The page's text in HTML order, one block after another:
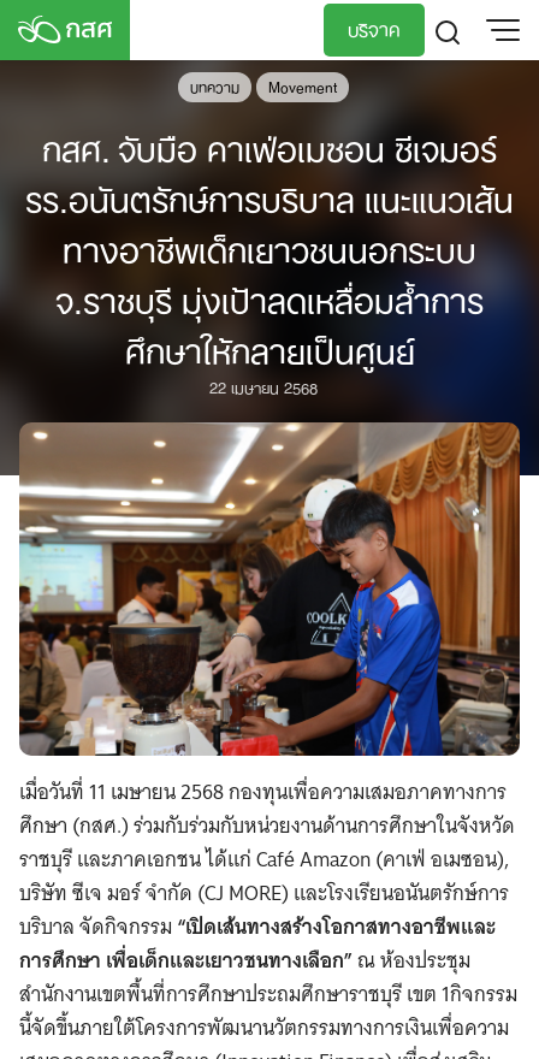
Skip
บริจาค
บทความ Movement
กสศ. จับมือ คาเฟ่อเมซอน ซีเจมอร์
รร.อนันตรักษ์การบริบาล แนะแนวเส้น
ทางอาชีพเด็กเยาวชนนอกระบบ
จ.ราชบุรี มุ่งเป้าลดเหลื่อมล้ำการ
ศึกษาให้กลายเป็นศูนย์
22 เมษายน 2568
เมื่อวันที่ 11 เมษายน 2568 กองทุนเพื่อความเสมอภาคทางการ
ศึกษา (กสศ.) ร่วมกับร่วมกับหน่วยงานด้านการศึกษาในจังหวัด
ราชบุรี และภาคเอกชน ได้แก่ Café Amazon (คาเฟ่ อเมซอน),
บริษัท ซีเจ มอร์ จำกัด (CJ MORE) และโรงเรียนอนันตรักษ์การ
บริบาล จัดกิจกรรม “เปิดเส้นทางสร้างโอกาสทางอาชีพและ
การศึกษา เพื่อเด็กและเยาวชนทางเลือก”ณ ห้องประชุม
สำนักงานเขตพื้นที่การศึกษาประถมศึกษาราชบุรี เขต 1กิจกรรม
นี้จัดขึ้นภายใต้โครงการพัฒนานวัตกรรมทางการเงินเพื่อความ